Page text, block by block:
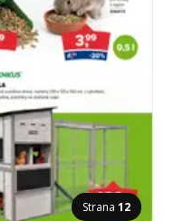
Strana 12